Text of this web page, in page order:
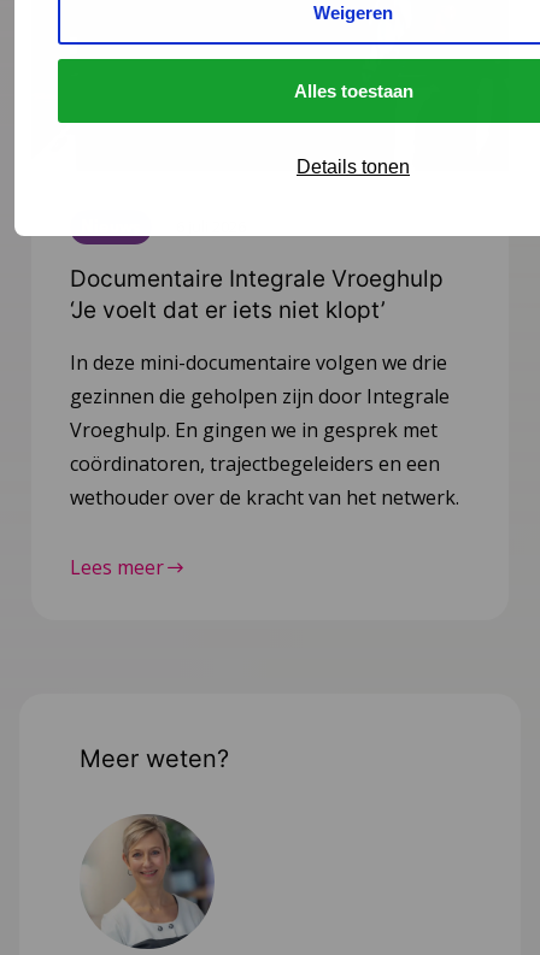
Weigeren
Alles toestaan
Details tonen
Documentaire Integrale Vroeghulp
‘Je voelt dat er iets niet klopt’
In deze mini-documentaire volgen we drie
gezinnen die geholpen zijn door Integrale
Vroeghulp. En gingen we in gesprek met
coördinatoren, trajectbegeleiders en een
wethouder over de kracht van het netwerk.
Lees meer
Meer weten?